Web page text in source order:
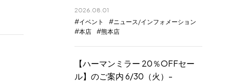
2026.08.01
イベント
ニュース/インフォメーション
本店
熊本店
【ハーマンミラー 20％OFFセー
ル】のご案内 6/30（火）-